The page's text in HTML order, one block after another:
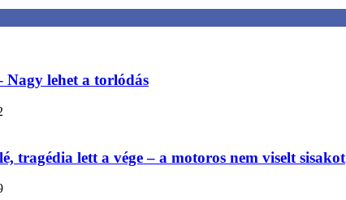
lehet a torlódás
tragédia lett a vége – a motoros nem viselt sisakot